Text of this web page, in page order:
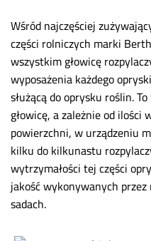
Wśród najczęściej
części rolniczych marki
wszystkim głowicę
wyposażenia każdego
służącą do oprysku roślin.
głowicę, a zależnie od ilości
powierzchni, w urządzeniu
kilku do kilkunastu
wytrzymałości tej części
jakość wykonywanych
sadach.